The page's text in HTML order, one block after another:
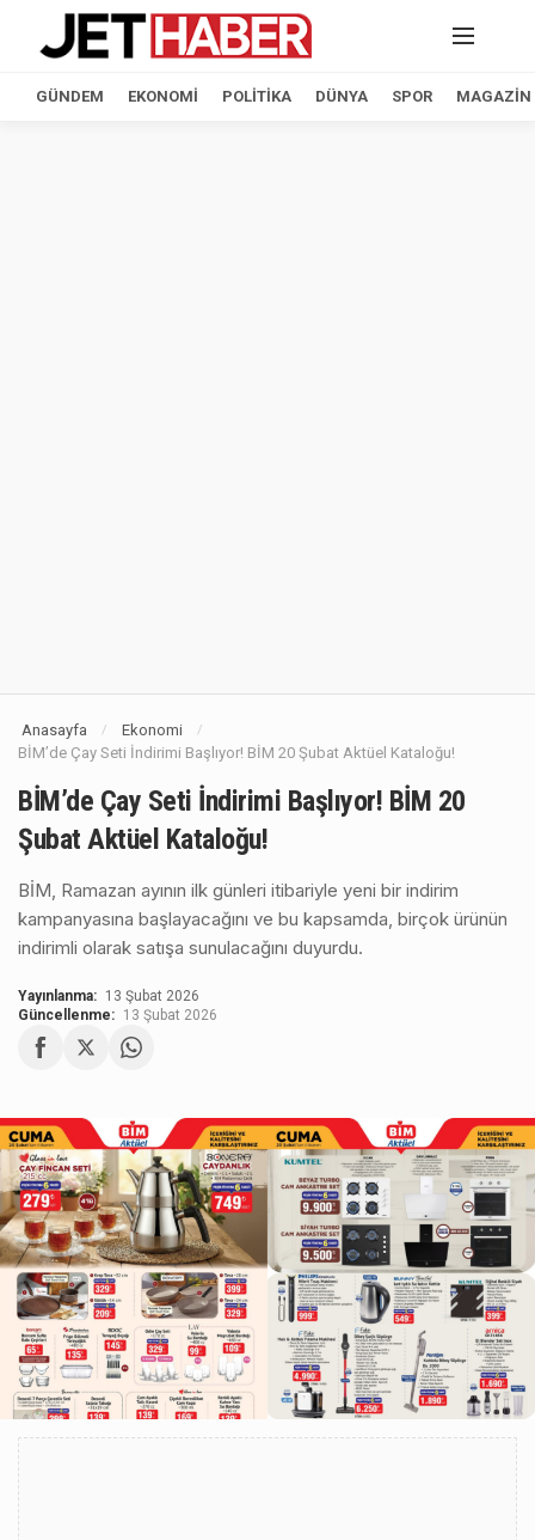
GÜNDEM EKONOMI POLITIKA DÜNYA SPOR MAGAZIN
Anasayfa / Ekonomi /
BİM’de Çay Seti İndirimi Başlıyor! BİM 20 Şubat Aktüel Kataloğu!
BİM’de Çay Seti İndirimi Başlıyor! BİM 20
Şubat Aktüel Kataloğu!
BİM, Ramazan ayının ilk günleri itibariyle yeni bir indirim
kampanyasına başlayacağını ve bu kapsamda, birçok ürünün
indirimli olarak satışa sunulacağını duyurdu.
Yayınlanma: 13 Şubat 2026
Güncellenme: 13 Şubat 2026